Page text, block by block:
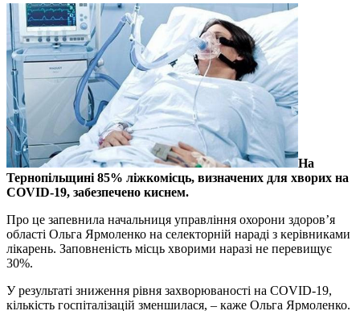
На
Тернопільщині 85% ліжкомісць, визначених для хворих на
COVID-19, забезпечено киснем.
Про це запевнила начальниця управління охорони здоров’я
області Ольга Ярмоленко на селекторній нараді з керівниками
лікарень. Заповненість місць хворими наразі не перевищує
30%.
У результаті зниження рівня захворюваності на COVID-19,
кількість госпіталізацій зменшилася, – каже Ольга Ярмоленко.